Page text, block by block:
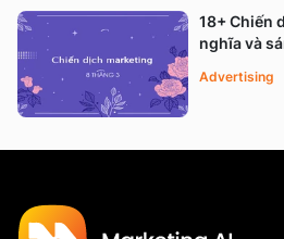
18+ Chiến
nghĩa và
Advertising